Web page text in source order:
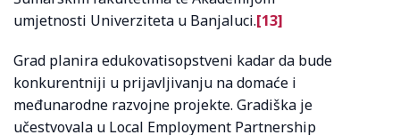
umjetnosti Univerziteta u Banjaluci.[13]
Grad planira edukovatisopstveni kadar da bude
konkurentniji u prijavljivanju na domaće i
međunarodne razvojne projekte. Gradiška je
učestvovala u Local Employment Partnership